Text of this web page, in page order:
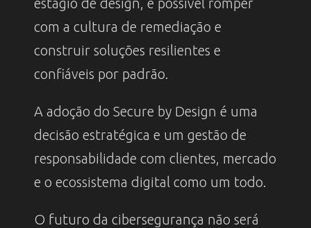
com a cultura de remediação e
construir soluções resilientes e
confiáveis por padrão.
A adoção do Secure by Design é uma
decisão estratégica e um gestão de
responsabilidade com clientes, mercado
e o ecossistema digital como um todo.
O futuro da cibersegurança não será